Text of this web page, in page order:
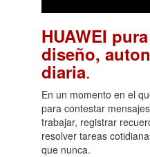
HUAWEI
diseño,
diaria.
En un momento en el
para contestar
trabajar, registrar
resolver tareas
que nunca.